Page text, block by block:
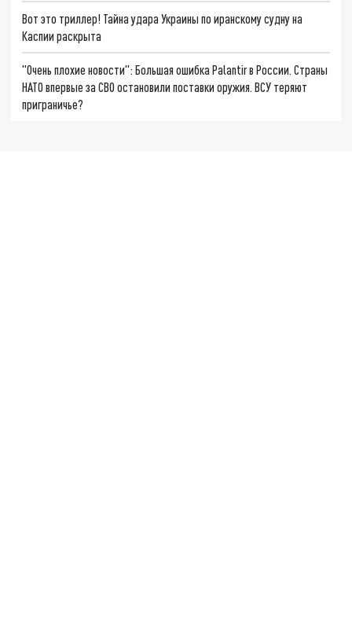
Вот это триллер! Тайна удара Украины по иранскому судну на
Каспии раскрыта
"Очень плохие новости": Большая ошибка Palantir в России. Страны
НАТО впервые за СВО остановили поставки оружия. ВСУ теряют
приграничье?